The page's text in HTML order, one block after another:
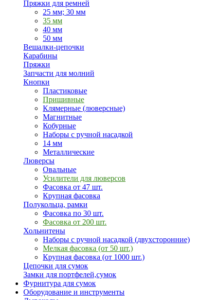
Пряжки для ремней
25 мм; 30 мм
35 мм
40 мм
50 мм
Вешалки-цепочки
Карабины
Пряжки
Запчасти для молний
Кнопки
Пластиковые
Пришивные
Клямерные (люверсные)
Магнитные
Кобурные
Наборы с ручной насадкой
14 мм
Металлические
Люверсы
Овальные
Усилители для люверсов
Фасовка от 47 шт.
Крупная фасовка
Полукольца, рамки
Фасовка по 30 шт.
Фасовка от 200 шт.
Хольнитены
Наборы с ручной насадкой (двухсторонние)
Мелкая фасовка (от 50 шт.)
Крупная фасовка (от 1000 шт.)
Цепочки для сумок
Замки для портфелей,сумок
Фурнитура для сумок
Оборудование и инструменты